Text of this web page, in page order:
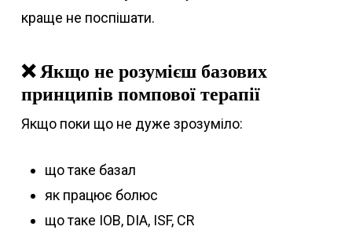
краще не поспішати.
❌ Якщо не розумієш базових
принципів помпової терапії
Якщо поки що не дуже зрозуміло:
що таке базал
як працює болюс
що таке IOB, DIA, ISF, CR